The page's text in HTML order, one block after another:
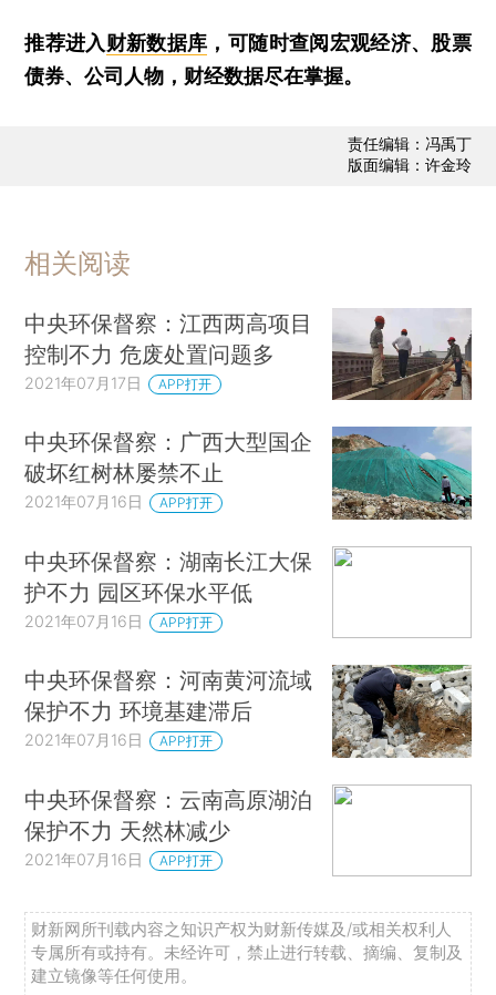
推荐进入财新数据库 ，可随时查阅宏观经济、股票
债券、公司人物，财经数据尽在掌握。
责任编辑：冯禹丁
版面编辑：许金玲
相关阅读
中央环保督察：江西两高项目
控制不力 危废处置问题多
2021年07月17日 APP打开
中央环保督察：广西大型国企
破坏红树林屡禁不止
2021年07月16日 APP打开
中央环保督察：湖南长江大保
护不力 园区环保水平低
2021年07月16日 APP打开
中央环保督察：河南黄河流域
保护不力 环境基建滞后
2021年07月16日 APP打开
中央环保督察：云南高原湖泊
保护不力 天然林减少
2021年07月16日 APP打开
财新网所刊载内容之知识产权为财新传媒及/或相关权利人
专属所有或持有。未经许可，禁止进行转载、摘编、复制及
建立镜像等任何使用。